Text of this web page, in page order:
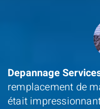
Depannage
remplacement de
était